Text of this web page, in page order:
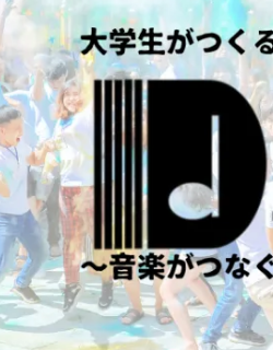
映像・映画
ビジネス・起業
まちづくり・地域活性化